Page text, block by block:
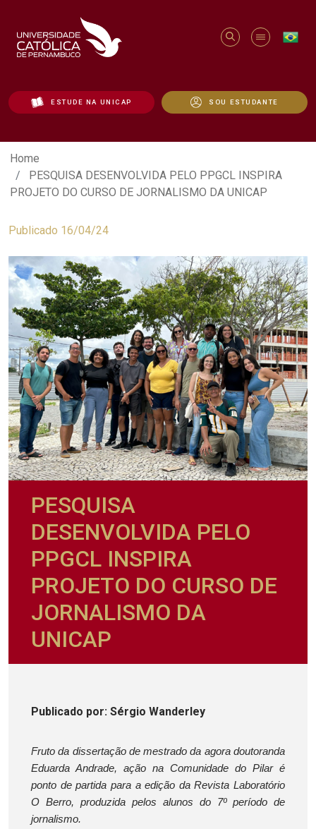
ESTUDE NA UNICAP SOU ESTUDANTE
PESQUISA DESENVOLVIDA PELO
Home
PESQUISA DESENVOLVIDA PELO PPGCL INSPIRA
PROJETO DO CURSO DE JORNALISMO DA UNICAP
Publicado 16/04/24
PESQUISA
DESENVOLVIDA PELO
PPGCL INSPIRA
PROJETO DO CURSO DE
JORNALISMO DA
UNICAP
Publicado por: Sérgio Wanderley
Fruto da dissertação de mestrado da agora doutoranda
Eduarda Andrade, ação na Comunidade do Pilar é
ponto de partida para a edição da Revista Laboratório
O Berro, produzida pelos alunos do 7º período de
jornalismo.